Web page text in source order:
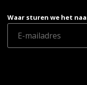
Waar sturen we het